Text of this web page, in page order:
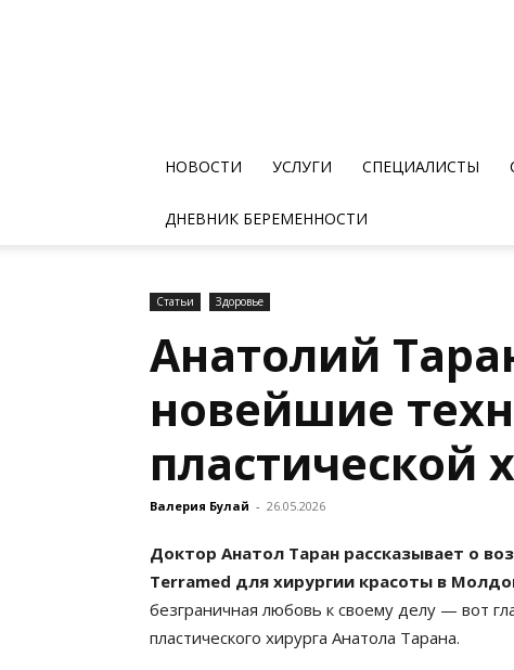
НОВОСТИ УСЛУГИ СПЕЦИАЛИСТЫ
ДНЕВНИК БЕРЕМЕННОСТИ
Статьи Здоровье
Анатолий
новейшие
пластической
Валерия Булай - 26.05.2026
Доктор Анатол Таран рассказывает о
Terramed для хирургии красоты в
безграничная любовь к своему делу — вот
пластического хирурга Анатола Тарана.